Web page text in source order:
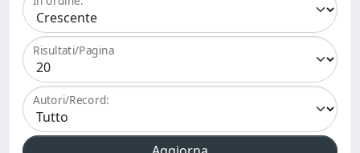
Risultati/Pagina
Autori/Record: